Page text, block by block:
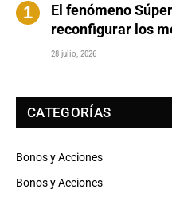
El fenómeno
reconfigurar los
28 julio, 2026
CATEGORÍAS
Bonos y Acciones
Bonos y Acciones